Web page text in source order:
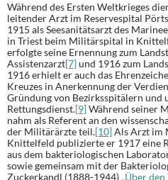
Während des Ersten Weltkrieges
leitender Arzt im Reservespital
1915 als Seesanitätsarzt des
in Triest beim Militärspital in
erfolgte seine Ernennung zum
Assistenzarzt[7]und 1916 zum
1916 erhielt er auch das
Kreuzes in Anerkennung der
Gründung von Bezirksspitälern und
Rettungsdienst.[9]Während seiner
nahm als Referent an den
der Militärärzte teil.[10]Als Arzt im
Knittelfeld publizierte er 1917 eine
aus dem bakteriologischen
sowie gemeinsam mit der
Zuckerkandl (1888-1944) „Über